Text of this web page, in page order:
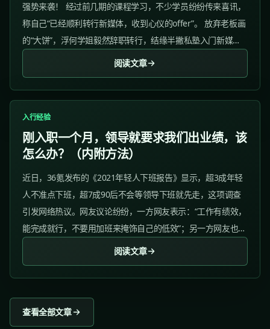
强势来袭！ 经过前几期的课程学习，不少学员纷纷传来喜讯，
称自己“已经顺利转行新媒体，收到心仪的offer”。 放弃老板画
的“大饼”，浮何学姐毅然辞职转行，结缘半撇私塾入门新媒
体，面试一周就斩获了4个offer。...
阅读文章
入行经验
刚入职一个月，领导就要求我们出业绩，该
怎么办？（内附方法）
近日，36氪发布的《2021年轻人下班报告》显示，超3成年轻
人不准点下班，超7成90后不会等领导下班就先走，这项调查
引发网络热议。网友议论纷纷，一方网友表示：“工作有绩效，
能完成就行，不要用加班来掩饰自己的低效”；另一方网友也诉
苦“业绩的奴隶人只是为了早点出业绩而加班”。...
阅读文章
查看全部文章